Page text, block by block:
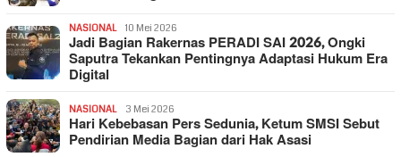
NASIONAL 10 Mei 2026
Jadi Bagian Rakernas PERADI SAI 2026, Ongki
Saputra Tekankan Pentingnya Adaptasi Hukum Era
Digital
NASIONAL 3 Mei 2026
Hari Kebebasan Pers Sedunia, Ketum SMSI Sebut
Pendirian Media Bagian dari Hak Asasi